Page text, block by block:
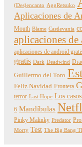
(Des)encanto AggRetsuko
Aplicaciones de
Mouth Blame Castlevania
aplicaciones
aplicaciones de android
gratis Dark Deadwind
Guillermo del Toro
Feliz Navidad Frontera
terror Last Hope Los
6 Mandíbulas
Pinky Malinky Predator
Morty Test The Big Bang